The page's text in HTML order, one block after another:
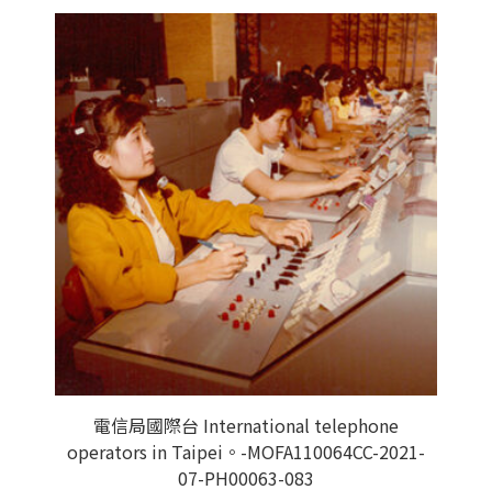
電信局國際台 International telephone
operators in Taipei。-MOFA110064CC-2021-
07-PH00063-083